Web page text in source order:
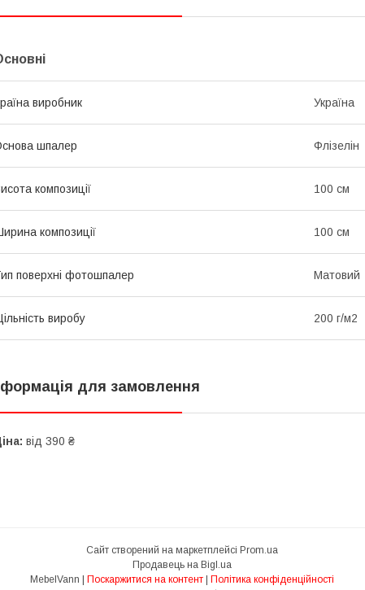
виробник Україна
шпалер Флізелін
композиції 100 см
композиції 100 см
поверхні фотошпалер Матовий
виробу 200 г/м2
для замовлення
від 390 ₴
Сайт створений на маркетплейсі Prom.ua
Продавець на Bigl.ua
MebelVann | Поскаржитися на контент | Політика конфіденційності